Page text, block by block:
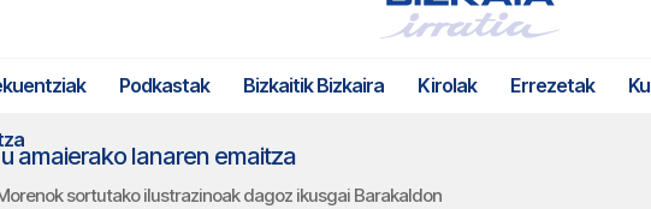
Podkastak Bizkaitik Bizkaira Kirolak Errezetak
amaierako lanaren emaitza
sortutako ilustrazinoak dagoz ikusgai Barakaldon